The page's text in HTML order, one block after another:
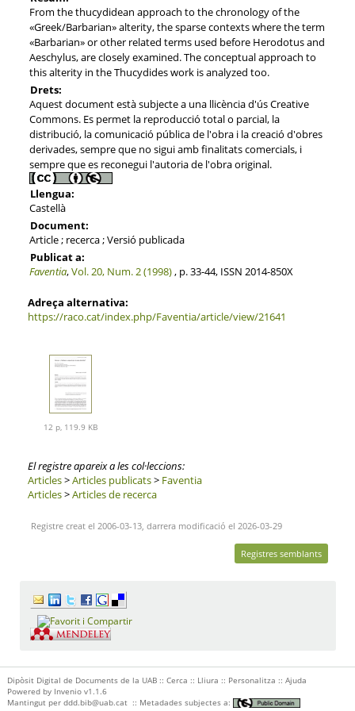
From the thucydidean approach to the chronology of the
«Greek/Barbarian» alterity, the sparse contexts where the term
«Barbarian» or other related terms used before Herodotus and
Aeschylus, are closely examined. The conceptual approach to
this alterity in the Thucydides work is analyzed too.
Drets:
Aquest document està subjecte a una llicència d'ús Creative
Commons. Es permet la reproducció total o parcial, la
distribució, la comunicació pública de l'obra i la creació d'obres
derivades, sempre que no sigui amb finalitats comercials, i
sempre que es reconegui l'autoria de l'obra original.
Llengua:
Castellà
Document:
Article ; recerca ; Versió publicada
Publicat a:
Faventia,Vol. 20, Num. 2 (1998), p. 33-44, ISSN 2014-850X
Adreça alternativa:
https://raco.cat/index.php/Faventia/article/view/21641
12 p, 119.9 KB
El registre apareix a les col·leccions:
Articles>Articles publicats> Faventia
Articles>Articles de recerca
Registre creat el 2006-03-13, darrera modificació el 2026-03-29
Registres semblants
Dipòsit Digital de Documents de la UAB :: Cerca :: Lliura :: Personalitza :: Ajuda
Powered by Inveniov1.1.6
Mantingut per ddd.bib@uab.cat:: Metadades subjectes a: